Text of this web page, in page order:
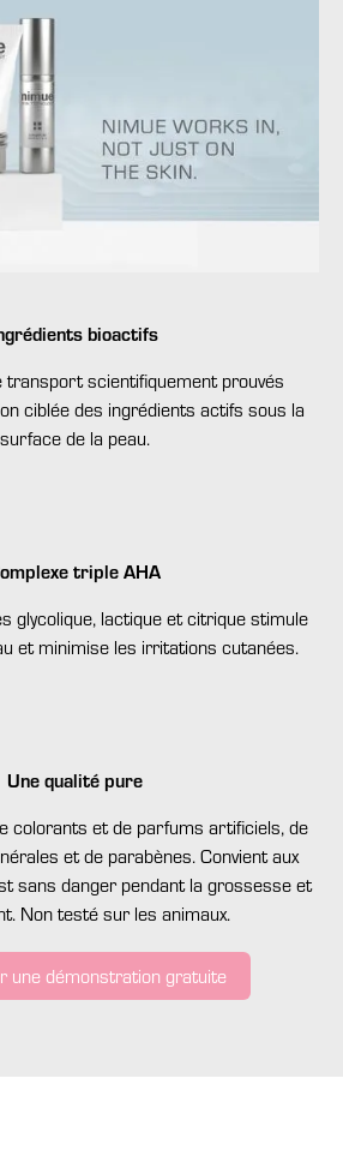
bioactifs
transport scientifiquement prouvés
ciblée des ingrédients actifs sous la
surface de la peau.
triple AHA
glycolique, lactique et citrique stimule
et minimise les irritations cutanées.
Une qualité pure
colorants et de parfums artificiels, de
et de parabènes. Convient aux
sans danger pendant la grossesse et
Non testé sur les animaux.
une démonstration gratuite